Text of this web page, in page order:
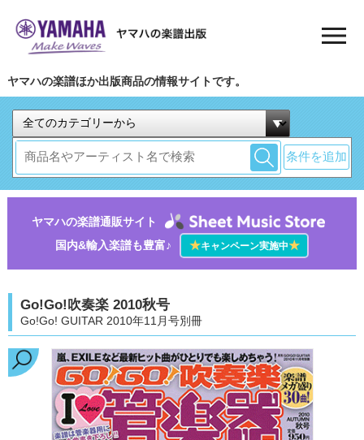
ヤマハの楽譜ほか出版商品の情報サイトです。
条件を追加
ヤマハの楽譜通販サイト
国内&輸入楽譜も豊富♪
★キャンペーン実施中★
Go!Go!吹奏楽 2010秋号
Go!Go! GUITAR 2010年11月号別冊